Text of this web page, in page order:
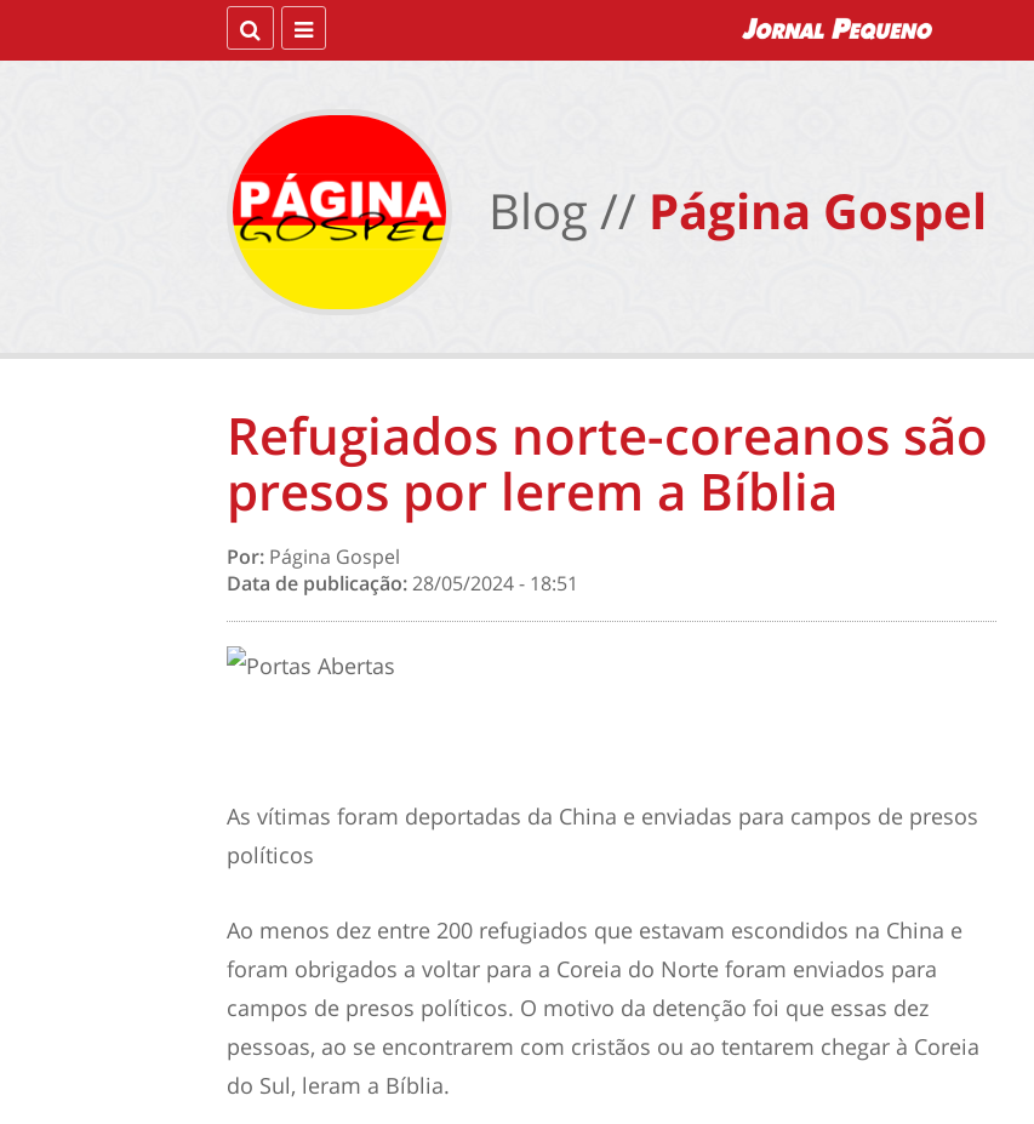
Blog // Página Gospel
Refugiados norte-coreanos são
presos por lerem a Bíblia
Por: Página Gospel
Data de publicação:28/05/2024 - 18:51
As vítimas foram deportadas da China e enviadas para campos de presos
políticos
Ao menos dez entre 200 refugiados que estavam escondidos na China e
foram obrigados a voltar para a Coreia do Norte foram enviados para
campos de presos políticos. O motivo da detenção foi que essas dez
pessoas, ao se encontrarem com cristãos ou ao tentarem chegar à Coreia
do Sul, leram a Bíblia.